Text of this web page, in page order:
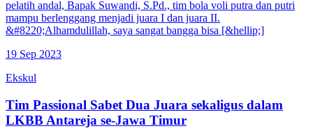
pelatih andal, Bapak Suwandi, S.Pd., tim bola voli putra dan putri
mampu berlenggang menjadi juara I dan juara II.
&#8220;Alhamdulillah, saya sangat bangga bisa [&hellip;]
19 Sep 2023
Ekskul
Tim Passional Sabet Dua Juara sekaligus dalam
LKBB Antareja se-Jawa Timur